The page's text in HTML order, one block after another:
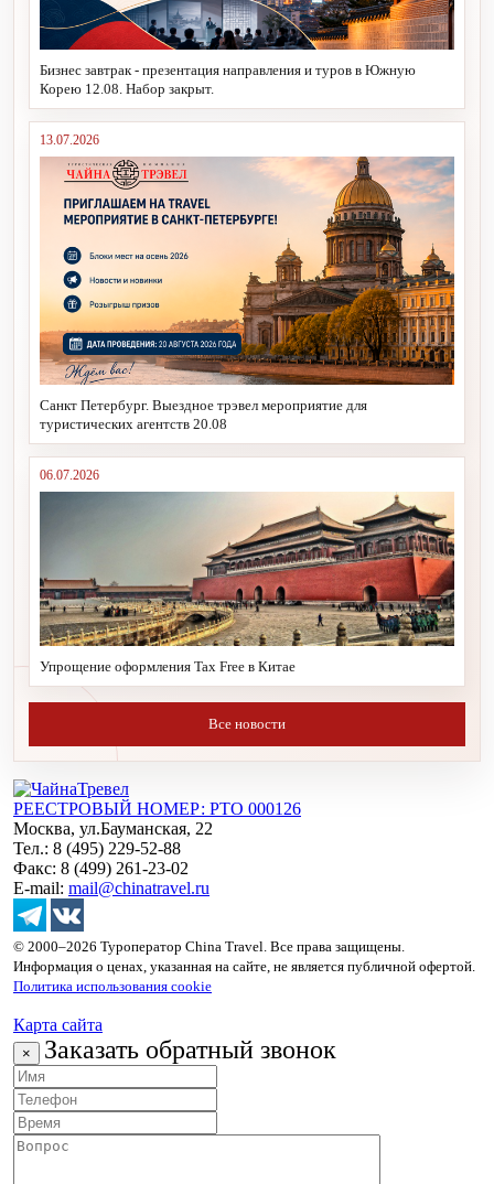
Бизнес завтрак - презентация направления и туров в Южную
Корею 12.08. Набор закрыт.
13.07.2026
Санкт Петербург. Выездное трэвел мероприятие для
туристических агентств 20.08
06.07.2026
Упрощение оформления Tax Free в Китае
Все новости
РЕЕСТРОВЫЙ НОМЕР: РТО 000126
Москва, ул.Бауманская, 22
Тел.: 8 (495) 229-52-88
Факс: 8 (499) 261-23-02
E-mail: mail@chinatravel.ru
© 2000–2026 Туроператор China Travel. Все права защищены.
Информация о ценах, указанная на сайте, не является публичной офертой.
Политика использования cookie
Карта сайта
× Заказать обратный звонок